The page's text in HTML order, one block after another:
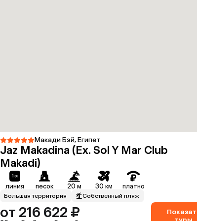
Макади Бэй, Египет
Jaz Makadina (Ex. Sol Y Mar Club
Makadi)
линия песок 20 м 30 км платно
Большая территория Собственный пляж
от 216 622 ₽